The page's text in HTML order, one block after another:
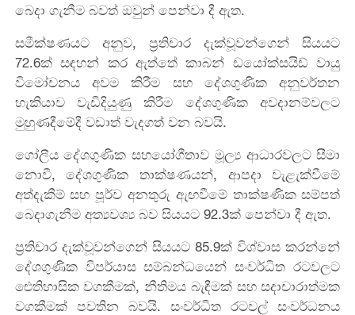
බෙදා ගැනීම බවත් ඔවුන් පෙන්වා දී ඇත.
සමීක්ෂණයට අනුව, ප්‍රතිචාර දැක්වූවන්ගෙන් සියයට
72.6ක් සඳහන් කර ඇත්තේ කාබන් ඩයෝක්සයිඩ් වායු
විමෝචනය අවම කිරීම සහ දේශගුණික අනුවර්තන
හැකියාව වැඩිදියුණු කිරීම දේශගුණික අවදානම්වලට
මුහුණදීමේදී වඩාත් වැදගත් වන බවයි.
ගෝලීය දේශගුණික සහයෝගීතාව මූල්‍ය ආධාරවලට සීමා
නොවී, දේශගුණික තාක්ෂණයන්, ආපදා වැළැක්වීමේ
අත්දැකීම් සහ පූර්ව අනතුරු ඇඟවීමේ තාක්ෂණික සම්පත්
බෙදාගැනීම අත්‍යවශ්‍ය බව සියයට 92.3ක් පෙන්වා දී ඇත.
ප්‍රතිචාර දැක්වූවන්ගෙන් සියයට 85.9ක් විශ්වාස කරන්නේ
දේශගුණික විපර්යාස සම්බන්ධයෙන් සංවර්ධිත රටවලට
ඓතිහාසික වගකීමක්, නීතිමය බැඳීමක් සහ සදාචාරාත්මක
වගකීමක් පවතින බවයි. සංවර්ධිත රටවල් සංවර්ධනය